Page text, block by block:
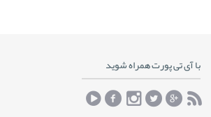
با آی تی پورت همراه شوید